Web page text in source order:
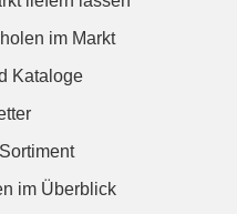
im Markt
Kataloge
im Überblick